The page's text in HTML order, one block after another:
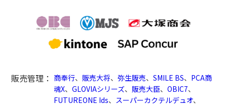
販売管理： 商奉行、 販売大将、弥生販売、SMILE BS、 PCA商
魂X、GLOVIAシリーズ、 販売大臣、OBIC7、
FUTUREONE Ids、 スーパーカクテルデュオ、